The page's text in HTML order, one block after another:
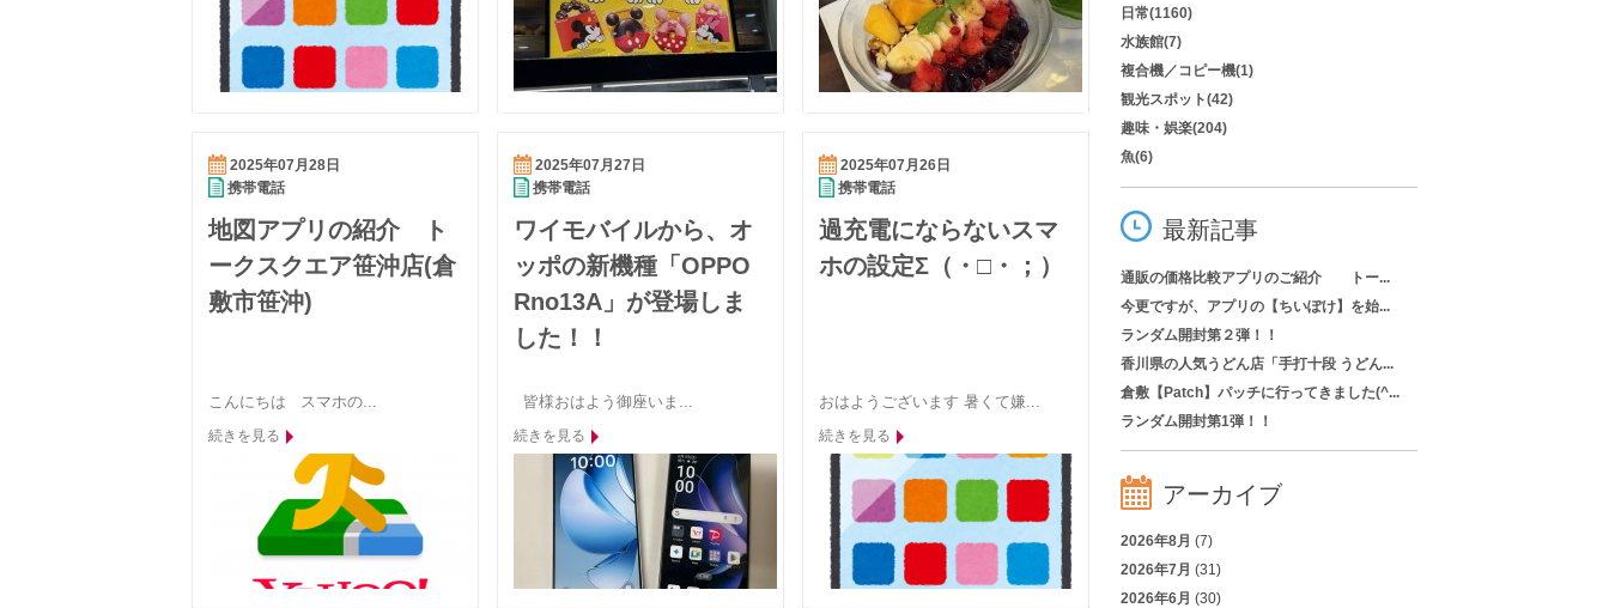
2025年07月28日
携帯電話
地図アプリの紹介 ト
ークスクエア笹沖店(倉
敷市笹沖)
こんにちは スマホの...
続きを見る
2025年07月27日
携帯電話
ワイモバイルから、オ
ッポの新機種「OPPO
Rno13A」が登場しま
した！！
皆様おはよう御座いま...
続きを見る
2025年07月26日
携帯電話
過充電にならないスマ
ホの設定Σ（・□・；）
おはようございます 暑くて嫌...
続きを見る
日常(1160)
水族館(7)
複合機／コピー機(1)
観光スポット(42)
趣味・娯楽(204)
魚(6)
最新記事
通販の価格比較アプリのご紹介 トー...
今更ですが、アプリの【ちいぽけ】を始...
ランダム開封第２弾！！
香川県の人気うどん店「手打十段 うどん...
倉敷【Patch】パッチに行ってきました(^...
ランダム開封第1弾！！
アーカイブ
2026年8月 (7)
2026年7月 (31)
2026年6月 (30)